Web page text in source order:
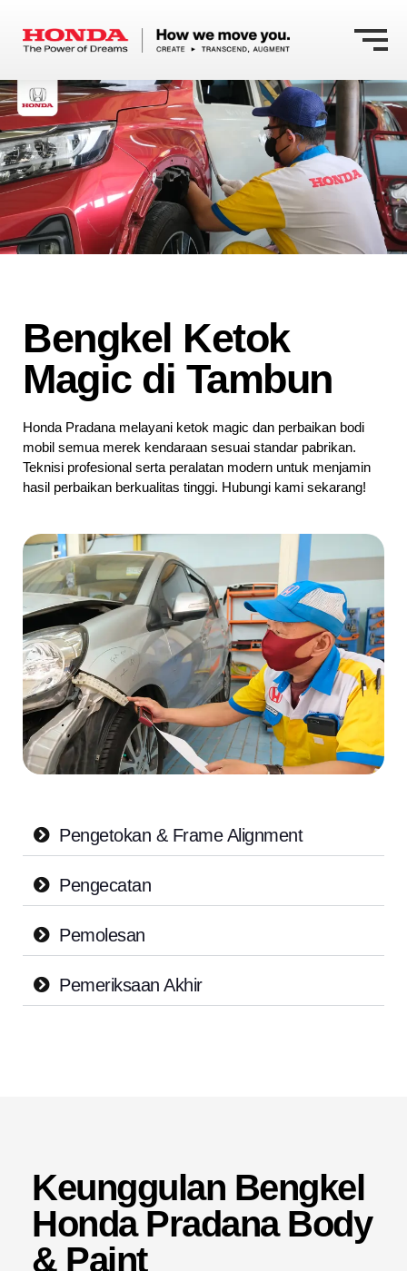
Bengkel Ketok
Magic di Tambun
Honda Pradana melayani ketok magic dan perbaikan bodi
mobil semua merek kendaraan sesuai standar pabrikan.
Teknisi profesional serta peralatan modern untuk menjamin
hasil perbaikan berkualitas tinggi. Hubungi kami sekarang!
Pengetokan & Frame Alignment
Pengecatan
Pemolesan
Pemeriksaan Akhir
Keunggulan Bengkel
Honda Pradana Body
& Paint